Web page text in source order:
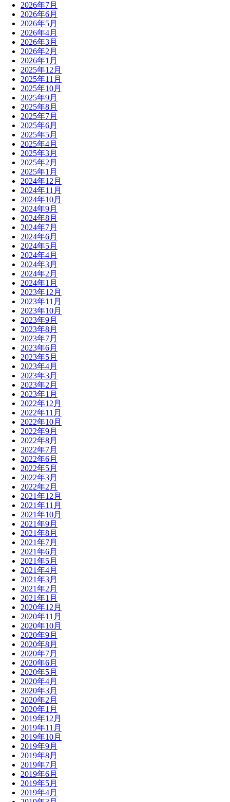
2026年7月
2026年6月
2026年5月
2026年4月
2026年3月
2026年2月
2026年1月
2025年12月
2025年11月
2025年10月
2025年9月
2025年8月
2025年7月
2025年6月
2025年5月
2025年4月
2025年3月
2025年2月
2025年1月
2024年12月
2024年11月
2024年10月
2024年9月
2024年8月
2024年7月
2024年6月
2024年5月
2024年4月
2024年3月
2024年2月
2024年1月
2023年12月
2023年11月
2023年10月
2023年9月
2023年8月
2023年7月
2023年6月
2023年5月
2023年4月
2023年3月
2023年2月
2023年1月
2022年12月
2022年11月
2022年10月
2022年9月
2022年8月
2022年7月
2022年6月
2022年5月
2022年3月
2022年2月
2021年12月
2021年11月
2021年10月
2021年9月
2021年8月
2021年7月
2021年6月
2021年5月
2021年4月
2021年3月
2021年2月
2021年1月
2020年12月
2020年11月
2020年10月
2020年9月
2020年8月
2020年7月
2020年6月
2020年5月
2020年4月
2020年3月
2020年2月
2020年1月
2019年12月
2019年11月
2019年10月
2019年9月
2019年8月
2019年7月
2019年6月
2019年5月
2019年4月